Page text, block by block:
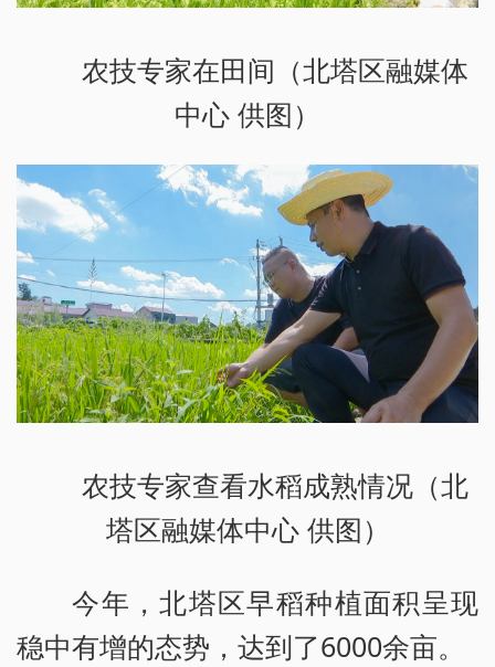
农技专家在田间（北塔区融媒体
中心 供图）
农技专家查看水稻成熟情况（北
塔区融媒体中心 供图）
今年，北塔区早稻种植面积呈现
稳中有增的态势，达到了6000余亩。